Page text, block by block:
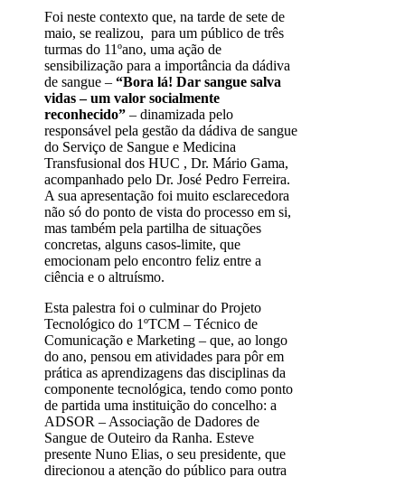
Foi neste contexto que, na tarde de sete de
maio, se realizou, para um público de três
turmas do 11ºano, uma ação de
sensibilização para a importância da dádiva
de sangue – “Bora lá! Dar sangue salva
vidas – um valor socialmente
reconhecido” – dinamizada pelo
responsável pela gestão da dádiva de sangue
do Serviço de Sangue e Medicina
Transfusional dos HUC , Dr. Mário Gama,
acompanhado pelo Dr. José Pedro Ferreira.
A sua apresentação foi muito esclarecedora
não só do ponto de vista do processo em si,
mas também pela partilha de situações
concretas, alguns casos-limite, que
emocionam pelo encontro feliz entre a
ciência e o altruísmo.
Esta palestra foi o culminar do Projeto
Tecnológico do 1ºTCM – Técnico de
Comunicação e Marketing – que, ao longo
do ano, pensou em atividades para pôr em
prática as aprendizagens das disciplinas da
componente tecnológica, tendo como ponto
de partida uma instituição do concelho: a
ADSOR – Associação de Dadores de
Sangue de Outeiro da Ranha. Esteve
presente Nuno Elias, o seu presidente, que
direcionou a atenção do público para outra